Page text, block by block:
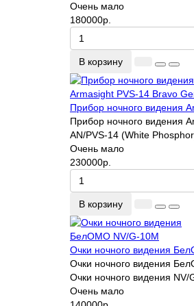
Очень мало
180000р.
В корзину
Прибор ночного видения
Прибор ночного видения
AN/PVS-14 (White
Очень мало
230000р.
В корзину
Очки ночного видения
Очки ночного видения
Очки ночного видения
Очень мало